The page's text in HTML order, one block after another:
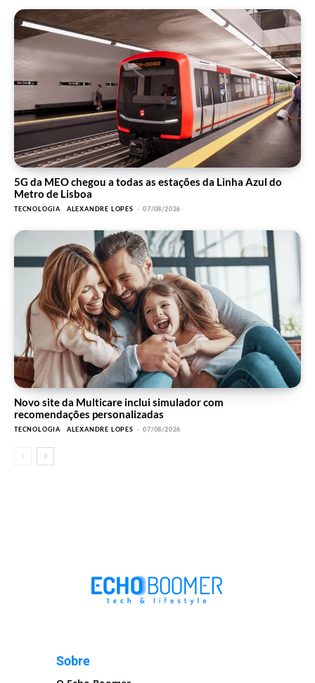
5G da MEO chegou a todas as estações da Linha Azul do
Metro de Lisboa
TECNOLOGIA ALEXANDRE LOPES - 07/08/2026
Novo site da Multicare inclui simulador com
recomendações personalizadas
TECNOLOGIA ALEXANDRE LOPES - 07/08/2026
Sobre